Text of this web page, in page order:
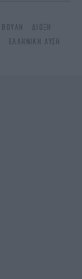
ΒΟΥΛΉ
ΔΊΩΞΗ
ΕΛΛΗΝΙΚΉ ΛΎΣΗ